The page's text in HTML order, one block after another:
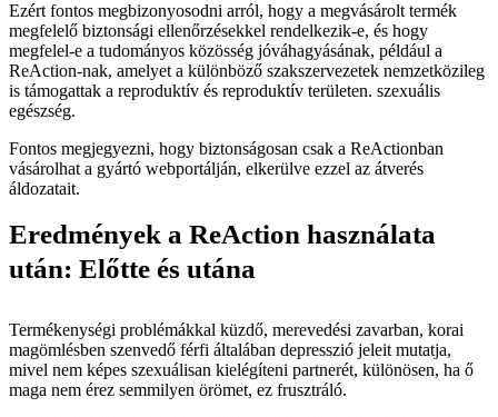
Ezért fontos megbizonyosodni arról, hogy a megvásárolt termék
megfelelő biztonsági ellenőrzésekkel rendelkezik-e, és hogy
megfelel-e a tudományos közösség jóváhagyásának, például a
ReAction-nak, amelyet a különböző szakszervezetek nemzetközileg
is támogattak a reproduktív és reproduktív területen. szexuális
egészség.
Fontos megjegyezni, hogy biztonságosan csak a ReActionban
vásárolhat a gyártó webportálján, elkerülve ezzel az átverés
áldozatait.
Eredmények a ReAction használata
után: Előtte és utána
Termékenységi problémákkal küzdő, merevedési zavarban, korai
magömlésben szenvedő férfi általában depresszió jeleit mutatja,
mivel nem képes szexuálisan kielégíteni partnerét, különösen, ha ő
maga nem érez semmilyen örömet, ez frusztráló.